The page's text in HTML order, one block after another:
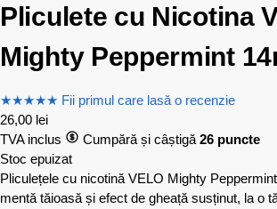
Pliculete cu Nicotina
Mighty Peppermint
★★★★★ Fii primul care lasă o recenzie
26,00 lei
TVA inclus
Cumpără și câștigă 26 puncte
Stoc epuizat
Pliculețele cu nicotină VELO Mighty
mentă tăioasă și efect de gheață susținut, la o